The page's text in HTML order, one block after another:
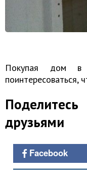
Покупая дом
в
поинтересоваться,
друзьями
Facebook